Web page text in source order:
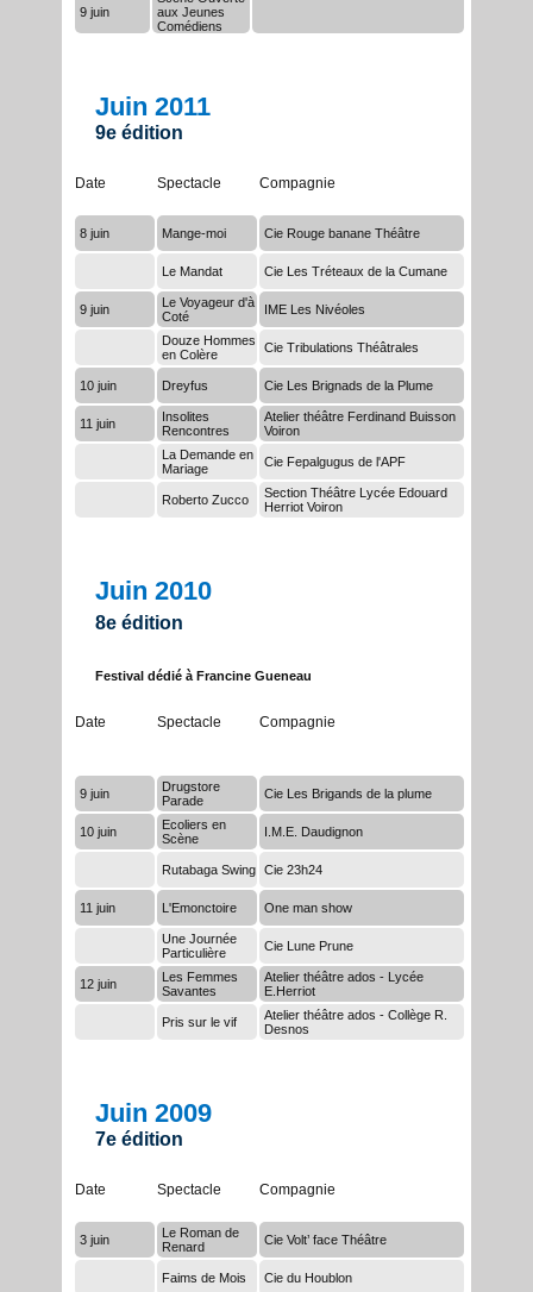
9 juin
aux Jeunes
Comédiens
Juin 2011
9e édition
Date Spectacle Compagnie
8 juin Mange-moi Cie Rouge banane Théâtre
Le Mandat Cie Les Tréteaux de la Cumane
9 juin
Le Voyageur d'à
Coté
IME Les Nivéoles
Douze Hommes
en Colère
Cie Tribulations Théâtrales
10 juin Dreyfus Cie Les Brignads de la Plume
11 juin
Insolites
Rencontres
Atelier théâtre Ferdinand Buisson
Voiron
La Demande en
Mariage
Cie Fepalgugus de l'APF
Roberto Zucco
Section Théâtre Lycée Edouard
Herriot Voiron
Juin 2010
8e édition
Festival dédié à Francine Gueneau
Date Spectacle Compagnie
9 juin
Drugstore
Parade
Cie Les Brigands de la plume
10 juin
Ecoliers en
Scène
I.M.E. Daudignon
Rutabaga Swing Cie 23h24
11 juin L'Emonctoire One man show
Une Journée
Particulière
Cie Lune Prune
12 juin
Les Femmes
Savantes
Atelier théâtre ados - Lycée
E.Herriot
Pris sur le vif
Atelier théâtre ados - Collège R.
Desnos
Juin 2009
7e édition
Date Spectacle Compagnie
3 juin
Le Roman de
Renard
Cie Volt’ face Théâtre
Faims de Mois Cie du Houblon